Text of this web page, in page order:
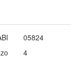
05824
4